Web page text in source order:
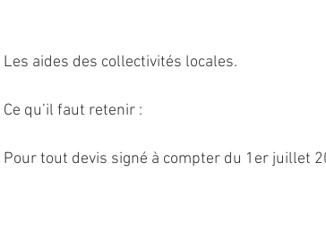
Les aides des collectivités locales.
Ce qu’il faut retenir :
Pour tout devis signé à compter du 1er juillet